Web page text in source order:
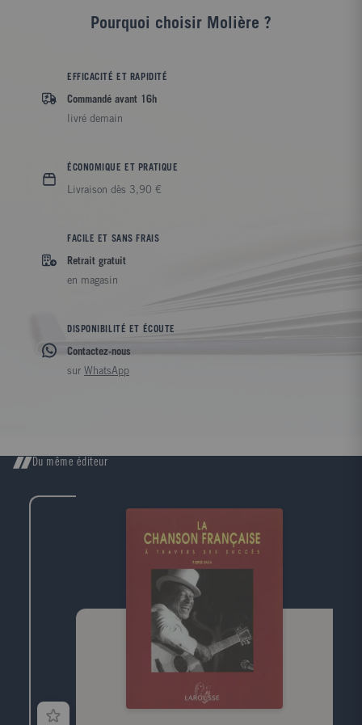
Pourquoi choisir Molière ?
EFFICACITÉ ET RAPIDITÉ
Commandé avant 16h
livré demain
ÉCONOMIQUE ET PRATIQUE
Livraison dès 3,90 €
FACILE ET SANS FRAIS
Retrait gratuit
en magasin
DISPONIBILITÉ ET ÉCOUTE
Contactez-nous
sur WhatsApp
Du même éditeur